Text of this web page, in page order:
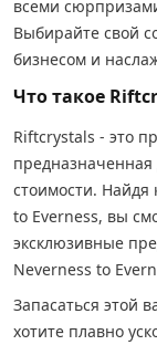
всеми
Выбирайте свой
бизнесом и
Что такое
Riftcrystals - это
стоимости. Найдя
to Everness, вы
эксклюзивные
Neverness to
Запасаться этой
хотите плавно